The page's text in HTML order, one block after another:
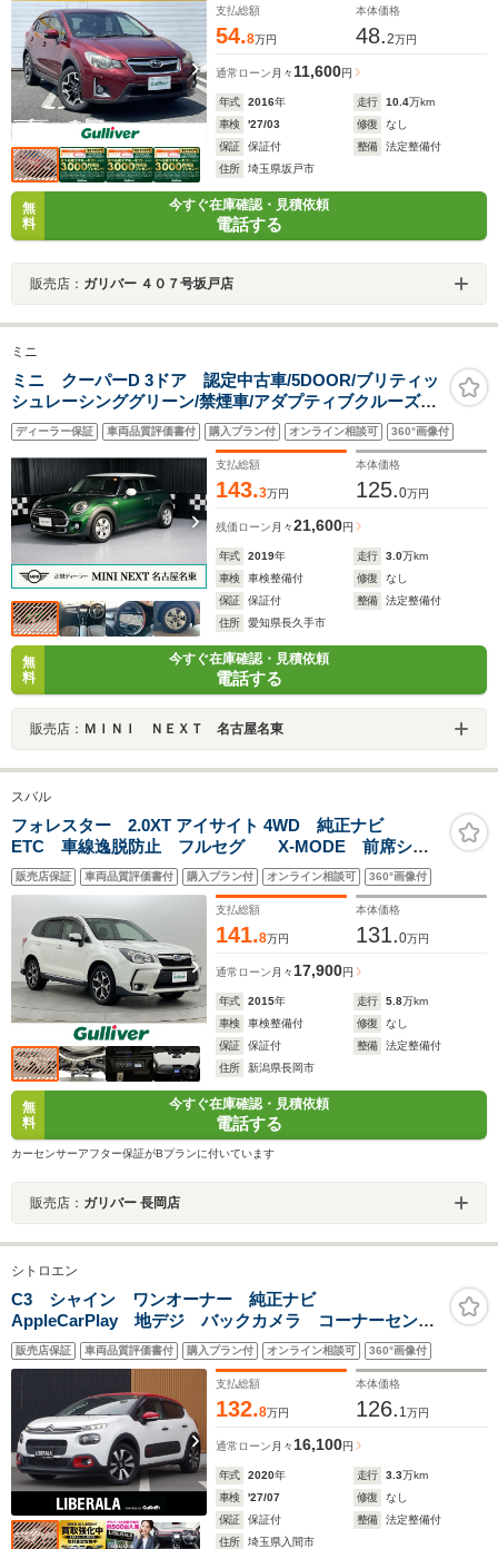
支払総額
54.8万円
本体価格
48.2万円
通常ローン 月々 11,600円
年式 2016年 走行 10.4万km
車検
'27/03 修復
なし
保証
保証付 整備
法定整備付
住所
埼玉県坂戸市
無
料
今すぐ在庫確認・見積依頼
電話する
販売店： ガリバー ４０７号坂戸店
ミニ
ミニ クーパーD 3ドア 認定中古車/5DOOR/ブリティッ
シュレーシンググリーン/禁煙車/アダプティブクルーズコ
ントロール/衝突軽減ブレーキ/純正ナビゲーション/純正バ
ックカメラ
ディーラー保証 車両品質評価書付 購入プラン付 オンライン相談可 360°画像付
支払総額
143.3万円
本体価格
125.0万円
残価ローン 月々21,600円
年式 2019年 走行 3.0万km
車検
車検整備付 修復
なし
保証
保証付 整備
法定整備付
住所
愛知県長久手市
無
料
今すぐ在庫確認・見積依頼
電話する
販売店： ＭＩＮＩ ＮＥＸＴ 名古屋名東
スバル
フォレスター 2.0XT アイサイト 4WD 純正ナビ
ETC 車線逸脱防止 フルセグ X-MODE 前席シー
トヒーター レーダークルーズコントロール
Bluetooth バックカメラ 衝突軽減ブレーキ
販売店保証 車両品質評価書付 購入プラン付 オンライン相談可 360°画像付
支払総額
141.8万円
本体価格
131.0万円
通常ローン 月々 17,900円
年式 2015年 走行 5.8万km
車検
車検整備付 修復
なし
保証
保証付 整備
法定整備付
住所
新潟県長岡市
無
料
今すぐ在庫確認・見積依頼
電話する
カーセンサーアフター保証がBプランに付いています
販売店： ガリバー 長岡店
シトロエン
C3 シャイン ワンオーナー 純正ナビ
AppleCarPlay 地デジ バックカメラ コーナーセンサ
ー ドライブレコーダー HIDヘッドライト クルーズコ
ントロール 純正16インチアルミホイール ETC オー
トライト レーンキープA!!
販売店保証 車両品質評価書付 購入プラン付 オンライン相談可 360°画像付
支払総額
132.8万円
本体価格
126. 1 万円
通常ローン 月々 16,100円
年式 2020年 走行 3.3万km
車検
'27/07 修復
なし
保証
保証付 整備
法定整備付
住所
埼玉県入間市